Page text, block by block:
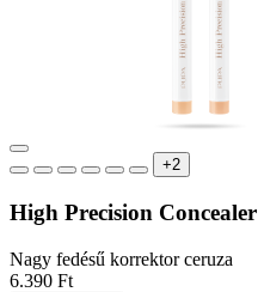
+2
High Precision Concealer
Nagy fedésű korrektor ceruza
6.390 Ft